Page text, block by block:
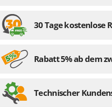
30 Tage kostenlose
Rabatt 5% ab dem
Technischer